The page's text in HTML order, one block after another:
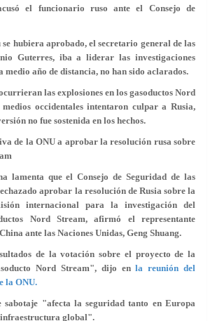
el funcionario ruso ante el Consejo de
hubiera aprobado, el secretario general de las
Guterres, iba a liderar las investigaciones
medio año de distancia, no han sido aclarados.
las explosiones en los gasoductos Nord
occidentales intentaron culpar a Rusia,
no fue sostenida en los hechos.
de la ONU a aprobar la resolución rusa sobre
lamenta que el Consejo de Seguridad de las
aprobar la resolución de Rusia sobre la
internacional para la investigación del
Nord Stream, afirmó el representante
ante las Naciones Unidas, Geng Shuang.
de la votación sobre el proyecto de la
Nord Stream", dijo enla reunión del
la ONU.
sabotaje "afecta la seguridad tanto en Europa
infraestructura global".